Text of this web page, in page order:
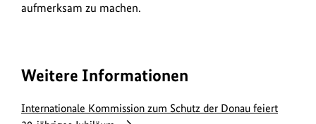
aufmerksam zu machen.
Weitere Informationen
Internationale Kommission zum Schutz der Donau feiert